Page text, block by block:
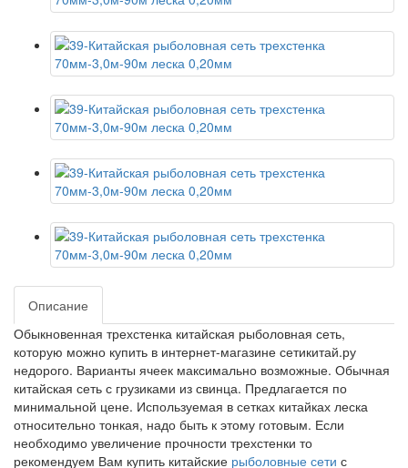
Описание
Обыкновенная трехстенка китайская рыболовная сеть,
которую можно купить в интернет-магазине сетикитай.ру
недорого. Варианты ячеек максимально возможные. Обычная
китайская сеть с грузиками из свинца. Предлагается по
минимальной цене. Используемая в сетках китайках леска
относительно тонкая, надо быть к этому готовым. Если
необходимо увеличение прочности трехстенки то
рекомендуем Вам купить китайские рыболовные сети с